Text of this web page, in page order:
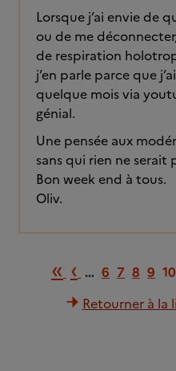
Lorsque j’ai envie de
ou de me
de respiration
j’en parle parce que
quelque mois via
génial.
Une pensée aux
sans qui rien ne serait
Bon week end à tous.
Oliv.
Première
« Page
‹ … 6 7 8 9 10
Retourner à la